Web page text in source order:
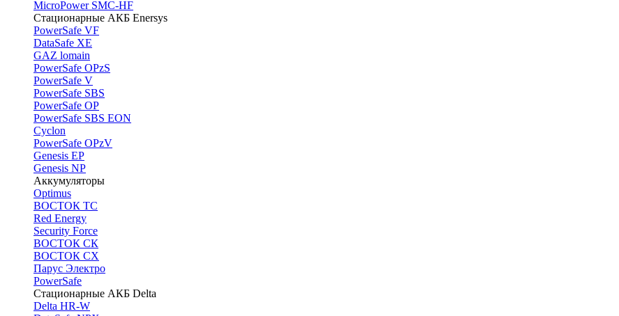
MicroPower SMC-HF
Стационарные АКБ Enersys
PowerSafe VF
DataSafe XE
GAZ lomain
PowerSafe OPzS
PowerSafe V
PоwerSafe SBS
PowerSafe OP
PоwerSafe SBS EON
Cyclon
PowerSafe OPzV
Genesis EP
Genesis NP
Аккумуляторы
Optimus
ВОСТОК ТС
Red Energy
Security Force
ВОСТОК СК
ВОСТОК СХ
Парус Электро
PowerSafe
Стационарные АКБ Delta
Delta HR-W